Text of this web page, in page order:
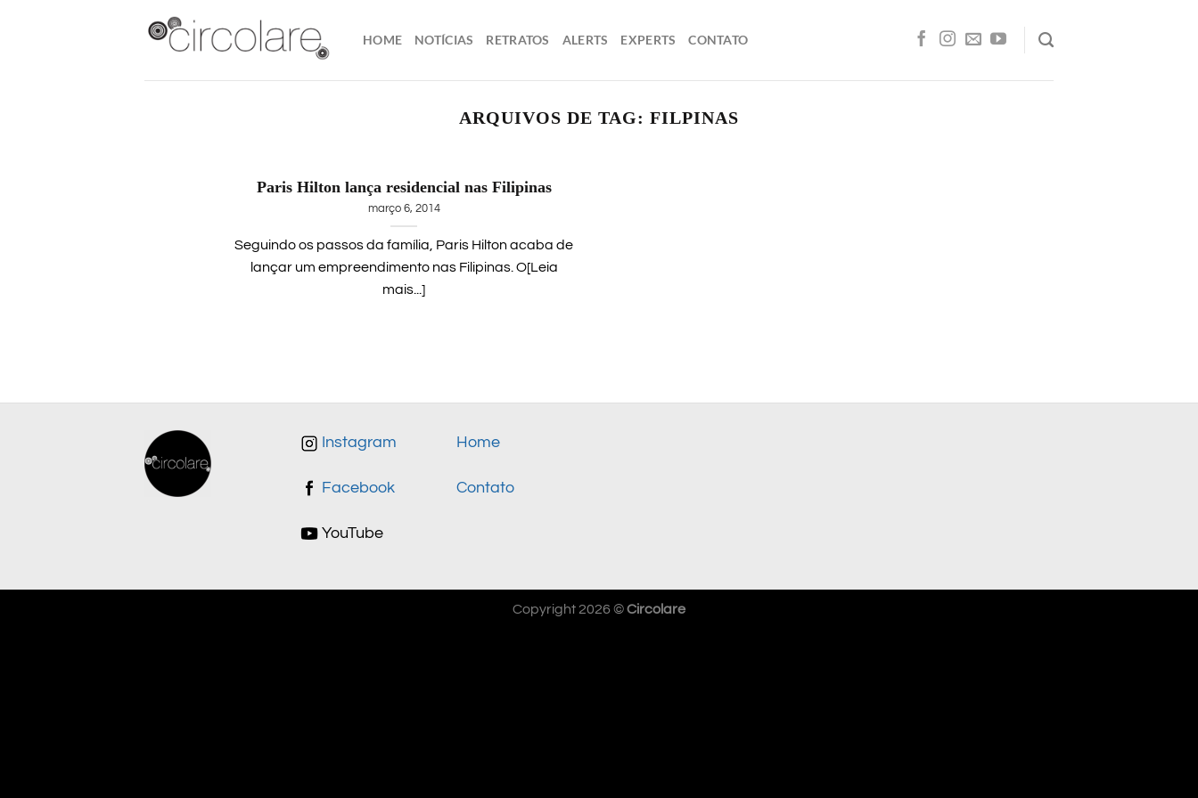
HOME NOTÍCIAS RETRATOS ALERTS EXPERTS CONTATO
ARQUIVOS DE TAG:FILPINAS
Paris Hilton lança residencial nas Filipinas
março 6, 2014
Seguindo os passos da família, Paris Hilton acaba de
lançar um empreendimento nas Filipinas. O[Leia
mais...]
Instagram
Facebook
YouTube
Home
Contato
Copyright 2026 ©Circolare